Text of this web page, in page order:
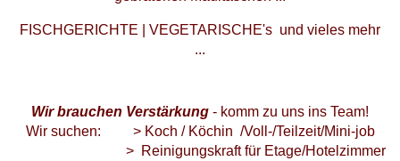
FISCHGERICHTE | VEGETARISCHE's und vieles mehr
...
Wir brauchen Verstärkung - komm zu uns ins Team!
Wir suchen: > Koch / Köchin /Voll-/Teilzeit/Mini-job
> Reinigungskraft für Etage/Hotelzimmer